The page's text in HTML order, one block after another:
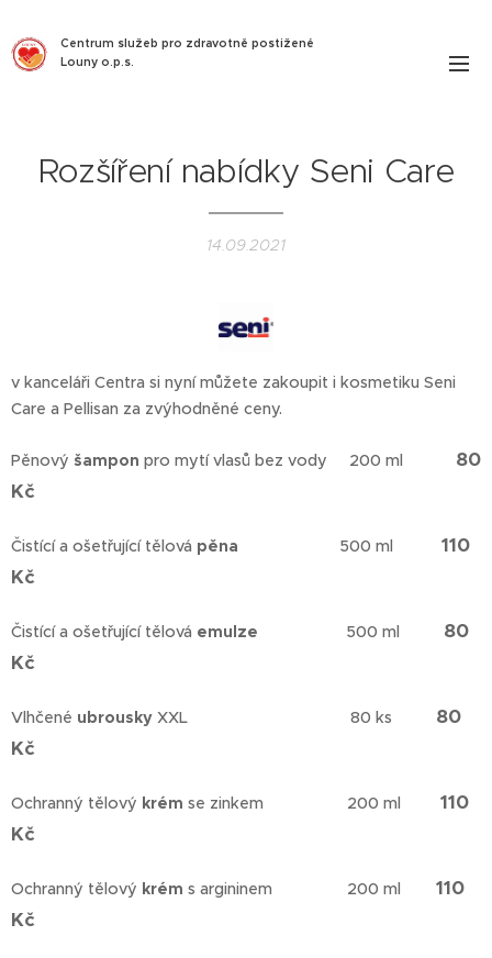
Centrum služeb pro zdravotně postižené
Louny o.p.s.
Rozšíření nabídky Seni Care
14.09.2021
v kanceláři Centra si nyní můžete zakoupit i kosmetiku Seni
Care a Pellisan za zvýhodněné ceny.
Pěnový šampon pro mytí vlasů bez vody 200 ml 80
Kč
Čistící a ošetřující tělová pěna 500 ml 110
Kč
Čistící a ošetřující tělová emulze 500 ml 80
Kč
Vlhčené ubrousky XXL 80 ks 80
Kč
Ochranný tělový krém se zinkem 200 ml 110
Kč
Ochranný tělový krém s argininem 200 ml 110
Kč